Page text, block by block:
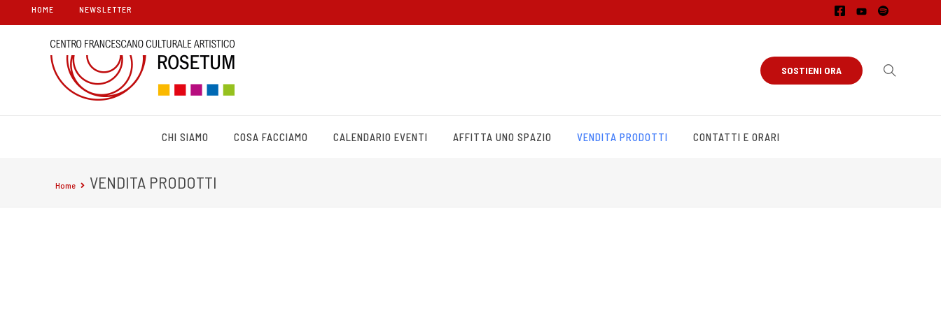
HOME NEWSLETTER
SOSTIENI ORA
CHI SIAMO COSA FACCIAMO CALENDARIO EVENTI AFFITTA UNO SPAZIO VENDITA PRODOTTI CONTATTI E ORARI
Home VENDITA PRODOTTI